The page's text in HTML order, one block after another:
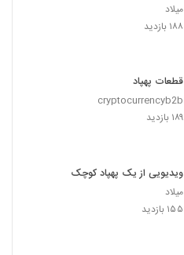
میلاد
۱۸۸ بازدید
قطعات پهپاد
cryptocurrencyb2b
۱۸۹ بازدید
ویدیویی از یک پهپاد کوچک
میلاد
۱۵۵ بازدید